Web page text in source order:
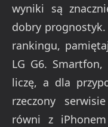
wyniki są
dobry
rankingu,
LG G6.
liczę, a dla
rzeczony
równi z